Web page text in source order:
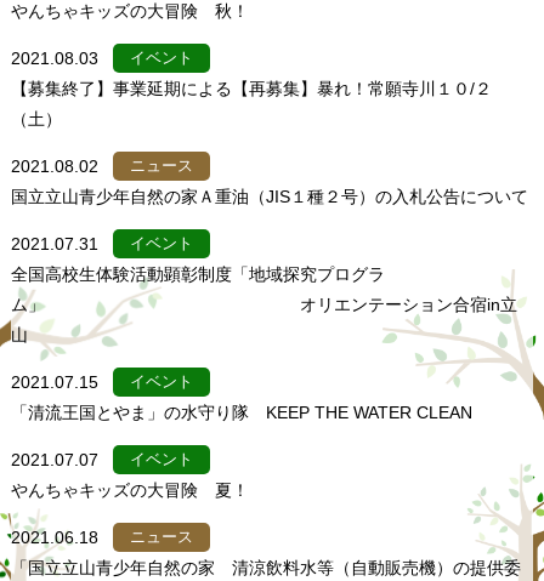
やんちゃキッズの大冒険 秋！
2021.08.03 イベント
【募集終了】事業延期による【再募集】暴れ！常願寺川１０/２
（土）
2021.08.02 ニュース
国立立山青少年自然の家Ａ重油（JIS１種２号）の入札公告について
2021.07.31 イベント
全国高校生体験活動顕彰制度「地域探究プログラ
ム」 オリエンテーション合宿in立
山
2021.07.15 イベント
「清流王国とやま」の水守り隊 KEEP THE WATER CLEAN
2021.07.07 イベント
やんちゃキッズの大冒険 夏！
2021.06.18 ニュース
「国立立山青少年自然の家 清涼飲料水等（自動販売機）の提供委